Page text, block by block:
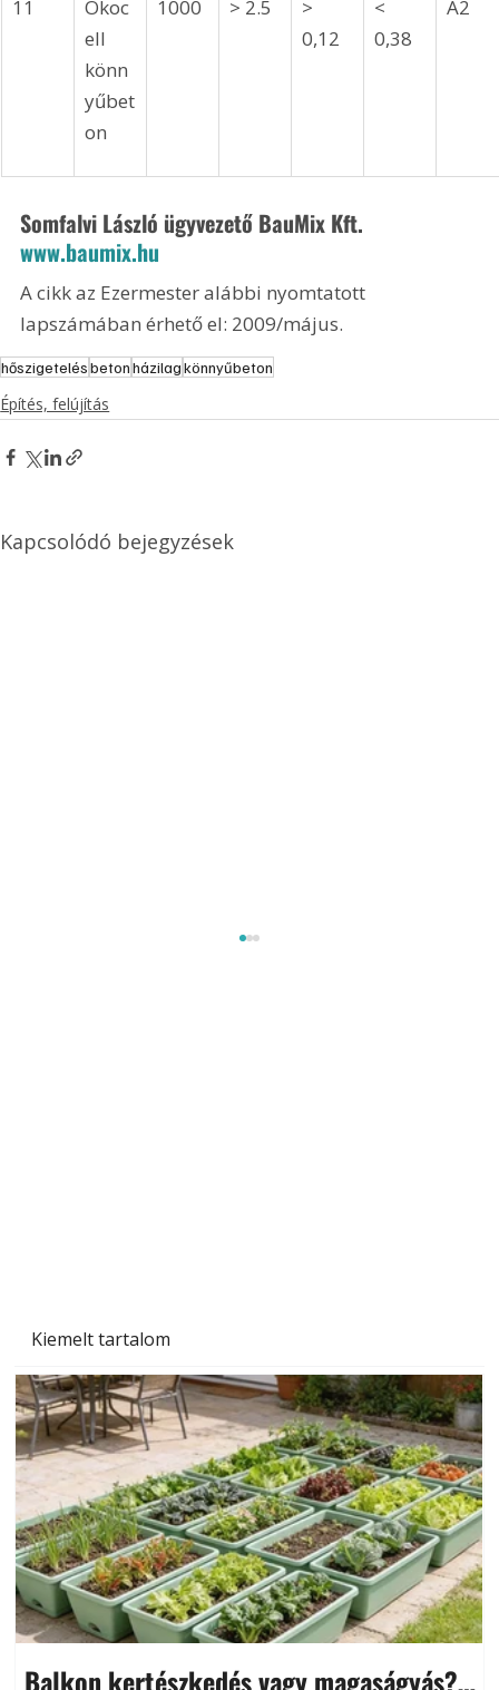
Kiemelt tartalom
Balkon kertészkedés vagy magaságyás?
11
Ökoc
ell
könn
yűbet
on
1000 > 2.5
>
0,12
<
0,38
A2
Somfalvi László ügyvezető BauMix Kft.
www.baumix.hu
A cikk az Ezermester alábbi nyomtatott
lapszámában érhető el: 2009/május.
hőszigetelésbetonházilagkönnyűbeton
Építés, felújítás
Kapcsolódó bejegyzések